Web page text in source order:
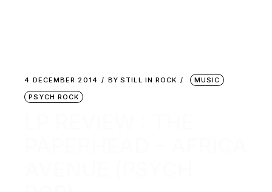
4 DECEMBER 2014 BY STILL IN ROCK
MUSIC
PSYCH ROCK